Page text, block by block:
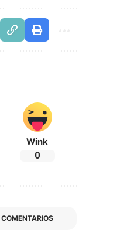
Wink
0